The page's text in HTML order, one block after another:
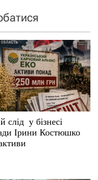
слід у бізнесі
Ірини Костюшко